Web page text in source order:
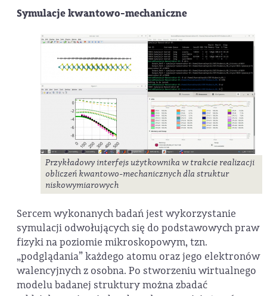
Symulacje kwantowo-mechaniczne
Przykładowy interfejs użytkownika w trakcie realizacji
obliczeń kwantowo-mechanicznych dla struktur
niskowymiarowych
Sercem wykonanych badań jest wykorzystanie
symulacji odwołujących się do podstawowych praw
fizyki na poziomie mikroskopowym, tzn.
„podglądania” każdego atomu oraz jego elektronów
walencyjnych z osobna. Po stworzeniu wirtualnego
modelu badanej struktury można zbadać